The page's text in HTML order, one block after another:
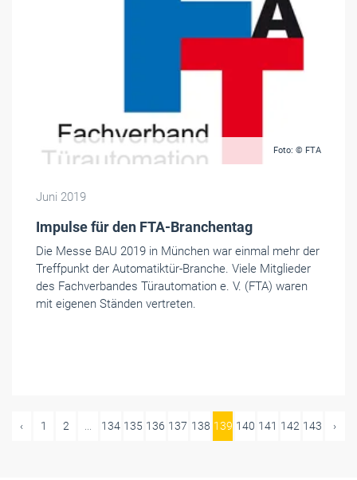
Foto: © FTA
Juni 2019
Impulse für den FTA-Branchentag
Die Messe BAU 2019 in München war einmal mehr der
Treffpunkt der Automatiktür-Branche. Viele Mitglieder
des Fachverbandes Türautomation e. V. (FTA) waren
mit eigenen Ständen vertreten.
‹ 1 2 134 135 136 137 138 139 140 141 142 143 ›